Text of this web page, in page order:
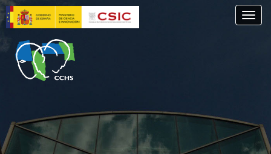
Pasar
al
contenido
principal